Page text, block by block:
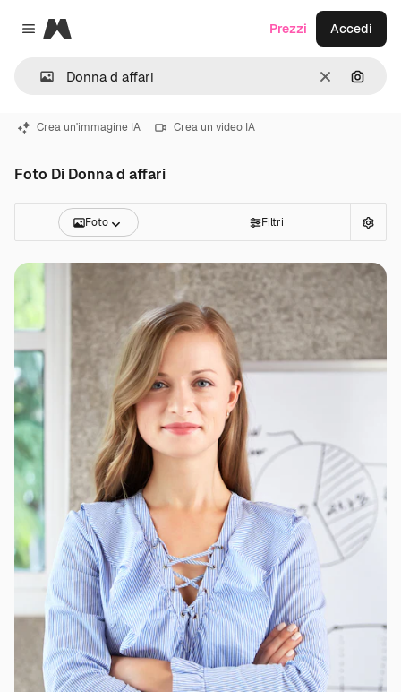
Close menu
Magnific
CancellaCerca
Prezzi Accedi
Crea un'immagine IA Crea un video IA
Foto Di Donna d affari
Foto Filtri